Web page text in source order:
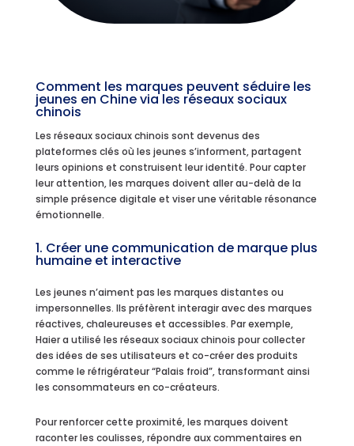
Comment les marques peuvent séduire les
jeunes en Chine via les réseaux sociaux
chinois
Les réseaux sociaux chinois sont devenus des
plateformes clés où les jeunes s’informent, partagent
leurs opinions et construisent leur identité. Pour capter
leur attention, les marques doivent aller au-delà de la
simple présence digitale et viser une véritable résonance
émotionnelle.
1. Créer une communication de marque plus
humaine et interactive
Les jeunes n’aiment pas les marques distantes ou
impersonnelles. Ils préfèrent interagir avec des marques
réactives, chaleureuses et accessibles. Par exemple,
Haier a utilisé les réseaux sociaux chinois pour collecter
des idées de ses utilisateurs et co-créer des produits
comme le réfrigérateur “Palais froid”, transformant ainsi
les consommateurs en co-créateurs.
Pour renforcer cette proximité, les marques doivent
raconter les coulisses, répondre aux commentaires en